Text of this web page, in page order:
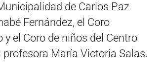
de Carlos Paz
Fernández, el Coro
el Coro de niños del Centro
María Victoria Salas.